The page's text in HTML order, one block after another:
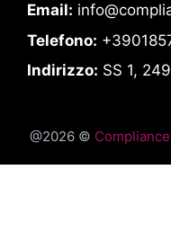
Email:
Telefono:
Indirizzo: SS 1,
@2026 ©